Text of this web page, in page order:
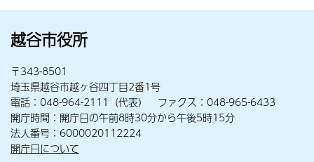
越谷市役所
〒343-8501
埼玉県越谷市越ヶ谷四丁目2番1号
電話：048-964-2111（代表） ファクス：048-965-6433
開庁時間：開庁日の午前8時30分から午後5時15分
法人番号：6000020112224
開庁日について